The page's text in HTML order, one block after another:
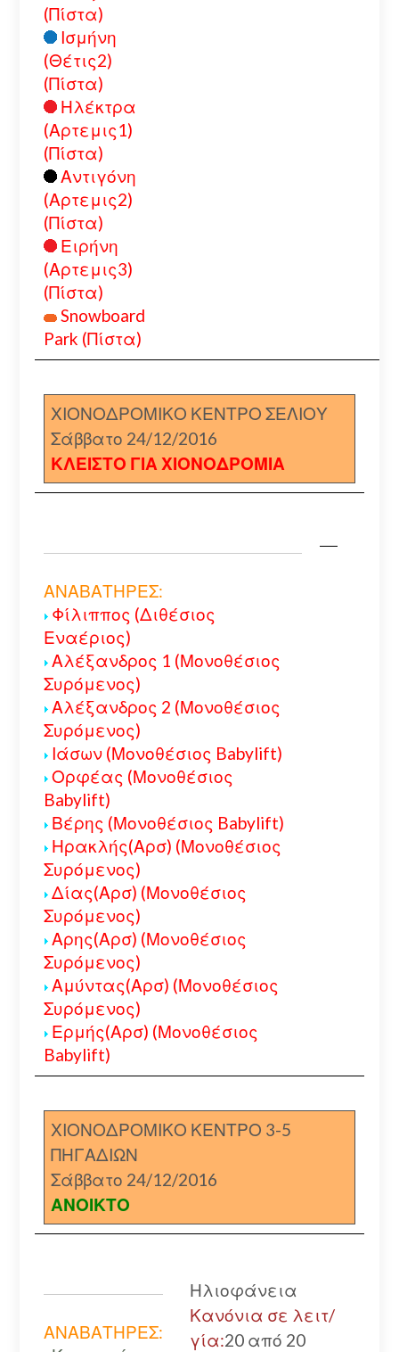
(Πίστα)
Ισμήνη
(Θέτις2)
(Πίστα)
Ηλέκτρα
(Αρτεμις1)
(Πίστα)
Αντιγόνη
(Αρτεμις2)
(Πίστα)
Ειρήνη
(Αρτεμις3)
(Πίστα)
Snowboard
Park (Πίστα)
ΧΙΟΝΟΔΡΟΜΙΚΟ ΚΕΝΤΡΟ ΣΕΛΙΟΥ
Σάββατο 24/12/2016
ΚΛΕΙΣΤΟ ΓΙΑ ΧΙΟΝΟΔΡΟΜΙΑ
ΑΝΑΒΑΤΗΡΕΣ:
Φίλιππος (Διθέσιος
Εναέριος)
Αλέξανδρος 1 (Μονοθέσιος
Συρόμενος)
Αλέξανδρος 2 (Μονοθέσιος
Συρόμενος)
Ιάσων (Μονοθέσιος Babylift)
Ορφέας (Μονοθέσιος
Babylift)
Βέρης (Μονοθέσιος Babylift)
Ηρακλής(Αρσ) (Μονοθέσιος
Συρόμενος)
Δίας(Αρσ) (Μονοθέσιος
Συρόμενος)
Αρης(Αρσ) (Μονοθέσιος
Συρόμενος)
Αμύντας(Αρσ) (Μονοθέσιος
Συρόμενος)
Ερμής(Αρσ) (Μονοθέσιος
Babylift)
ΧΙΟΝΟΔΡΟΜΙΚΟ ΚΕΝΤΡΟ 3-5
ΠΗΓΑΔΙΩΝ
Σάββατο 24/12/2016
ΑΝΟΙΚΤΟ
ΑΝΑΒΑΤΗΡΕΣ:
Ηλιοφάνεια
Κανόνια σε λειτ/
γία:20 από 20